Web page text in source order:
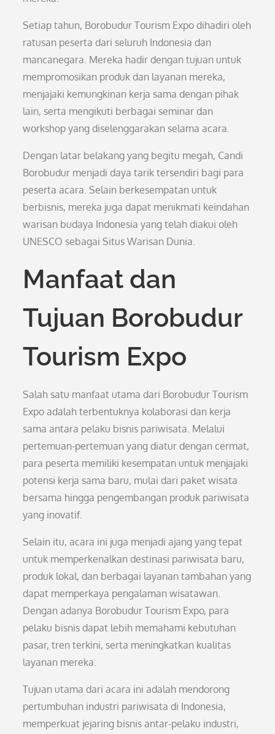
Setiap tahun, Borobudur Tourism Expo dihadiri oleh
ratusan peserta dari seluruh Indonesia dan
mancanegara. Mereka hadir dengan tujuan untuk
mempromosikan produk dan layanan mereka,
menjajaki kemungkinan kerja sama dengan pihak
lain, serta mengikuti berbagai seminar dan
workshop yang diselenggarakan selama acara.
Dengan latar belakang yang begitu megah, Candi
Borobudur menjadi daya tarik tersendiri bagi para
peserta acara. Selain berkesempatan untuk
berbisnis, mereka juga dapat menikmati keindahan
warisan budaya Indonesia yang telah diakui oleh
UNESCO sebagai Situs Warisan Dunia.
Manfaat dan
Tujuan Borobudur
Tourism Expo
Salah satu manfaat utama dari Borobudur Tourism
Expo adalah terbentuknya kolaborasi dan kerja
sama antara pelaku bisnis pariwisata. Melalui
pertemuan-pertemuan yang diatur dengan cermat,
para peserta memiliki kesempatan untuk menjajaki
potensi kerja sama baru, mulai dari paket wisata
bersama hingga pengembangan produk pariwisata
yang inovatif.
Selain itu, acara ini juga menjadi ajang yang tepat
untuk memperkenalkan destinasi pariwisata baru,
produk lokal, dan berbagai layanan tambahan yang
dapat memperkaya pengalaman wisatawan.
Dengan adanya Borobudur Tourism Expo, para
pelaku bisnis dapat lebih memahami kebutuhan
pasar, tren terkini, serta meningkatkan kualitas
layanan mereka.
Tujuan utama dari acara ini adalah mendorong
pertumbuhan industri pariwisata di Indonesia,
memperkuat jejaring bisnis antar-pelaku industri,